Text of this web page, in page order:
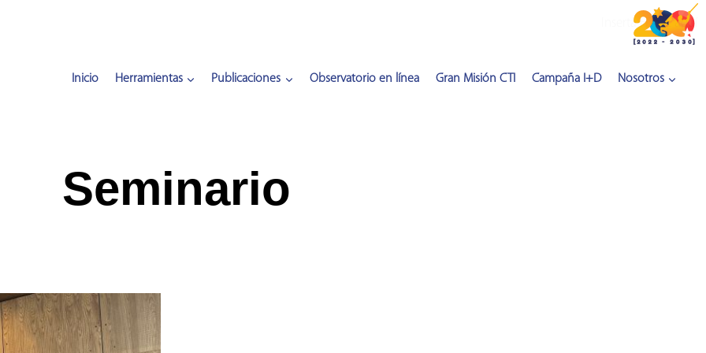
Inserta HTML aquí
Inicio Herramientas Publicaciones Observatorio en línea Gran Misión CTI Campaña I+D Nosotros
Seminario